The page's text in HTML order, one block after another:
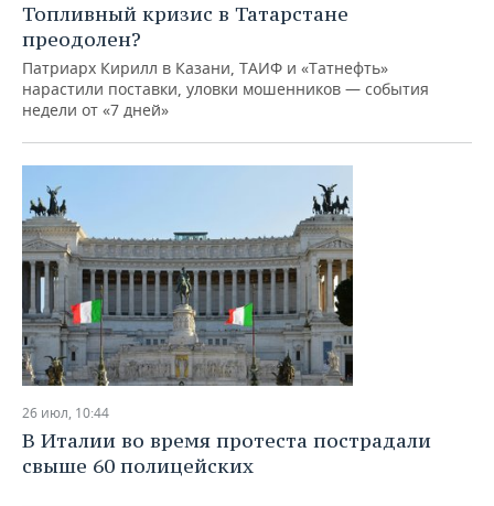
Топливный кризис в Татарстане
преодолен?
Патриарх Кирилл в Казани, ТАИФ и «Татнефть»
нарастили поставки, уловки мошенников — события
недели от «7 дней»
26 июл, 10:44
В Италии во время протеста пострадали
свыше 60 полицейских